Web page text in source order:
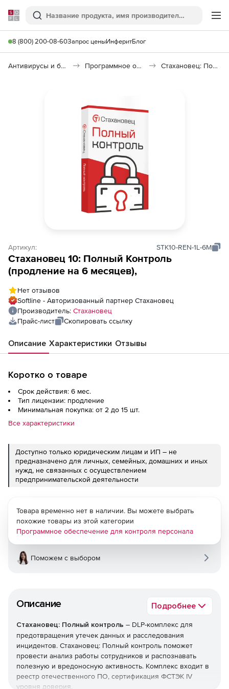
Softline
Поиск
8 (800) 200-08-60Запрос ценыИнферитБлог
Антивирусы и безопасность Программное обеспечение для контроля персонала Стахановец: Полный Контроль
Артикул: STK10-REN-1L-6M
Стахановец 10: Полный Контроль
(продление на 6 месяцев),
Нет отзывов
Softline - Авторизованный партнер Стахановец
Производитель: Стахановец
Прайс-лист
Скопировать ссылку
Описание Характеристики Отзывы
Коротко о товаре
Срок действия: 6 мес.
Тип лицензии: продление
Минимальная покупка: от 2 до 15 шт.
Все характеристики
Доступно только юридическим лицам и ИП – не
предназначено для личных, семейных, домашних и иных
нужд, не связанных с осуществлением
предпринимательской деятельности
Описание Подробнее
Стахановец: Полный контроль – DLP-комплекс для
предотвращения утечек данных и расследования
инцидентов. Стахановец: Полный контроль поможет
провести анализ работы сотрудников и распознавать
полезную и вредоносную активность. Комплекс входит в
реестр отечественного ПО, сертификация ФСТЭК IV
уровня доверия.
Товара временно нет в наличии. Вы можете выбрать
похожие товары из этой категории
Программное обеспечение для контроля персонала
Поможем с выбором